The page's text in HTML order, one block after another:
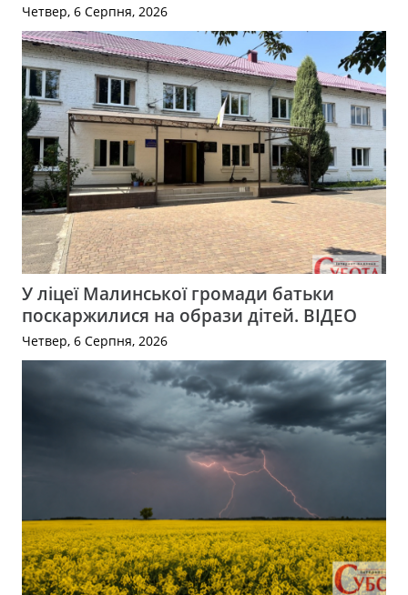
Четвер, 6 Серпня, 2026
У ліцеї Малинської громади батьки
поскаржилися на образи дітей. ВІДЕО
Четвер, 6 Серпня, 2026